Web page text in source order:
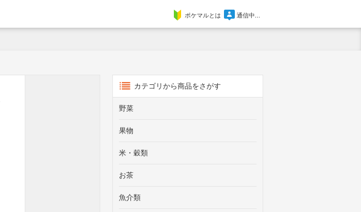
ポケマルとは 通信中...
カテゴリから商品をさがす
野菜
果物
米・穀類
お茶
魚介類